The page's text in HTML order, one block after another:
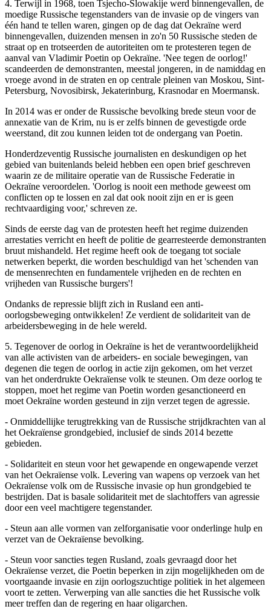
4. Terwijl in 1968, toen Tsjecho-Slowakije werd binnengevallen, de
moedige Russische tegenstanders van de invasie op de vingers van
één hand te tellen waren, gingen op de dag dat Oekraïne werd
binnengevallen, duizenden mensen in zo'n 50 Russische steden de
straat op en trotseerden de autoriteiten om te protesteren tegen de
aanval van Vladimir Poetin op Oekraïne. 'Nee tegen de oorlog!'
scandeerden de demonstranten, meestal jongeren, in de namiddag en
vroege avond in de straten en op centrale pleinen van Moskou, Sint-
Petersburg, Novosibirsk, Jekaterinburg, Krasnodar en Moermansk.
In 2014 was er onder de Russische bevolking brede steun voor de
annexatie van de Krim, nu is er zelfs binnen de gevestigde orde
weerstand, dit zou kunnen leiden tot de ondergang van Poetin.
Honderdzeventig Russische journalisten en deskundigen op het
gebied van buitenlands beleid hebben een open brief geschreven
waarin ze de militaire operatie van de Russische Federatie in
Oekraïne veroordelen. 'Oorlog is nooit een methode geweest om
conflicten op te lossen en zal dat ook nooit zijn en er is geen
rechtvaardiging voor,' schreven ze.
Sinds de eerste dag van de protesten heeft het regime duizenden
arrestaties verricht en heeft de politie de gearresteerde demonstranten
bruut mishandeld. Het regime heeft ook de toegang tot sociale
netwerken beperkt, die worden beschuldigd van het 'schenden van
de mensenrechten en fundamentele vrijheden en de rechten en
vrijheden van Russische burgers'!
Ondanks de repressie blijft zich in Rusland een anti-
oorlogsbeweging ontwikkelen! Ze verdient de solidariteit van de
arbeidersbeweging in de hele wereld.
5. Tegenover de oorlog in Oekraïne is het de verantwoordelijkheid
van alle activisten van de arbeiders- en sociale bewegingen, van
degenen die tegen de oorlog in actie zijn gekomen, om het verzet
van het onderdrukte Oekraïense volk te steunen. Om deze oorlog te
stoppen, moet het regime van Poetin worden gesanctioneerd en
moet Oekraïne worden gesteund in zijn verzet tegen de agressie.
- Onmiddellijke terugtrekking van de Russische strijdkrachten van al
het Oekraïense grondgebied, inclusief de sinds 2014 bezette
gebieden.
- Solidariteit en steun voor het gewapende en ongewapende verzet
van het Oekraïense volk. Levering van wapens op verzoek van het
Oekraïense volk om de Russische invasie op hun grondgebied te
bestrijden. Dat is basale solidariteit met de slachtoffers van agressie
door een veel machtigere tegenstander.
- Steun aan alle vormen van zelforganisatie voor onderlinge hulp en
verzet van de Oekraïense bevolking.
- Steun voor sancties tegen Rusland, zoals gevraagd door het
Oekraïense verzet, die Poetin beperken in zijn mogelijkheden om de
voortgaande invasie en zijn oorlogszuchtige politiek in het algemeen
voort te zetten. Verwerping van alle sancties die het Russische volk
meer treffen dan de regering en haar oligarchen.